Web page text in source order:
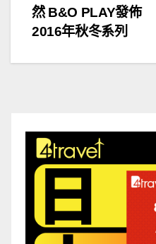
章
導
然 B&O PLAY發佈
2016年秋冬系列